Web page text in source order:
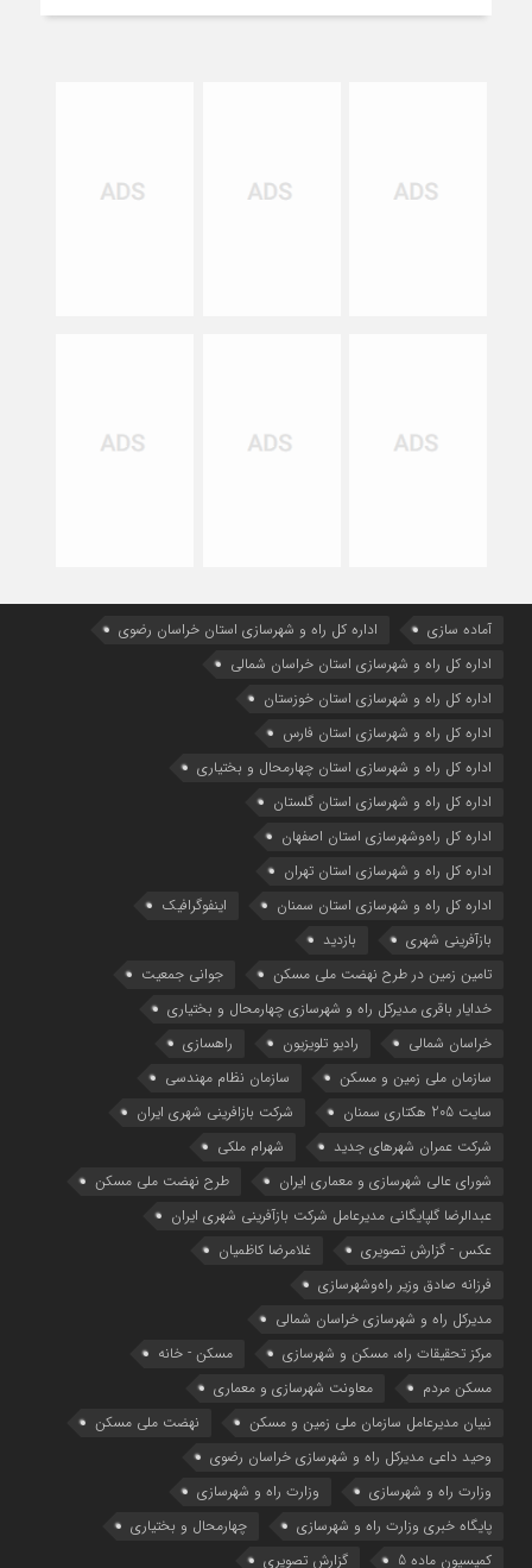
آماده سازی
اداره كل راه و شهرسازي استان خراسان رضوي
اداره كل راه و شهرسازي استان خراسان شمالي
اداره كل راه و شهرسازي استان خوزستان
اداره كل راه و شهرسازي استان فارس
اداره كل راه و شهرسازي استان چهارمحال و بختياري
اداره كل راه و شهرسازي استان گلستان
اداره كل راه‌و‌شهرسازي استان اصفهان
اداره کل راه و شهرسازی استان تهران
اداره کل راه و شهرسازی استان سمنان
اینفوگرافیک
بازآفرینی شهری
بازدید
تامین زمین در طرح نهضت ملی مسکن
جوانی جمعیت
خدایار باقری مدیرکل راه و شهرسازی چهارمحال و بختیاری
خراسان شمالی
رادیو تلویزیون
راهسازی
سازمان ملی زمین و مسکن
سازمان نظام مهندسی
سایت 205 هکتاری سمنان
شرکت بازافرینی شهری ایران
شرکت عمران شهرهای جدید
شهرام ملکی
شوراي عالي شهرسازی و معماري ايران
طرح نهضت ملی مسکن
عبدالرضا گلپایگانی مدیرعامل شرکت بازآفرینی شهری ایران
عکس - گزارش تصویری
غلامرضا کاظمیان
فرزانه صادق وزیر راه‌وشهرسازی
مدیرکل راه و شهرسازی خراسان شمالی
مرکز تحقیقات راه، مسکن و شهرسازی
مسکن - خانه
مسکن مردم
معاونت شهرسازي و معماري
نبیان مدیرعامل سازمان ملی زمین و مسکن
نهضت ملی مسکن
وحید داعی مدیرکل راه و شهرسازی خراسان رضوی
وزارت راه و شهرسازي
وزارت راه و شهرسازی
پایگاه خبری وزارت راه و شهرسازی
چهارمحال و بختیاری
کمیسیون ماده 5
گزارش تصویری